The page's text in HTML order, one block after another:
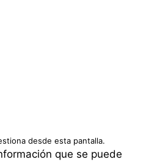
desde esta pantalla.
que se puede